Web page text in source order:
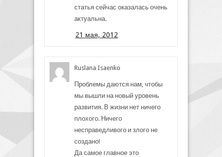
статья сейчас оказалась очень
актуальна.
21 мая, 2012
Ruslana Isaenko
Проблемы даются нам, чтобы
мы вышли на новый уровень
развития. В жизни нет ничего
плохого. Ничего
несправедливого и злого не
создано!
Да самое главное это